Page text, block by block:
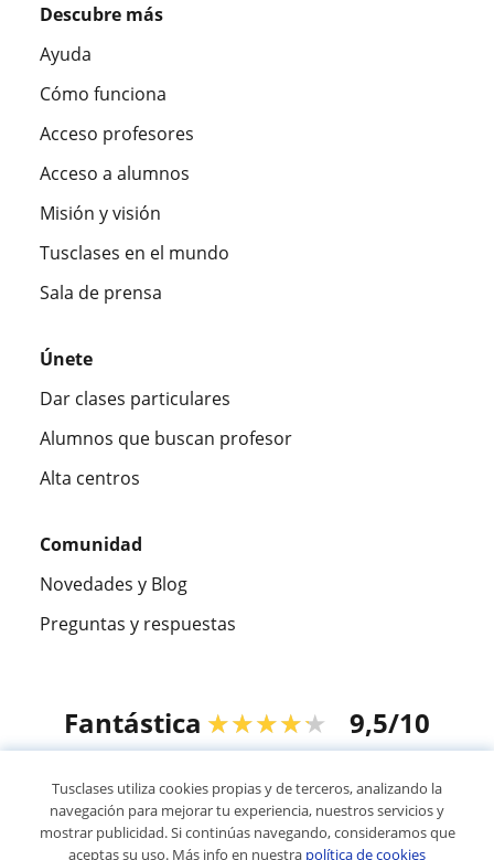
Descubre más
Ayuda
Cómo funciona
Acceso profesores
Acceso a alumnos
Misión y visión
Tusclases en el mundo
Sala de prensa
Únete
Dar clases particulares
Alumnos que buscan profesor
Alta centros
Comunidad
Novedades y Blog
Preguntas y respuestas
Fantástica ★★★★★ 9,5/10
© 2007 - 2026 Tusclases.pe
Tusclases utiliza cookies propias y de terceros, analizando la
navegación para mejorar tu experiencia, nuestros servicios y
mostrar publicidad. Si continúas navegando, consideramos que
aceptas su uso. Más info en nuestra política de cookies